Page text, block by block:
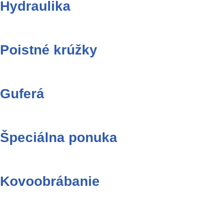
Hydraulika
Poistné krúžky
Guferá
Špeciálna ponuka
Kovoobrábanie